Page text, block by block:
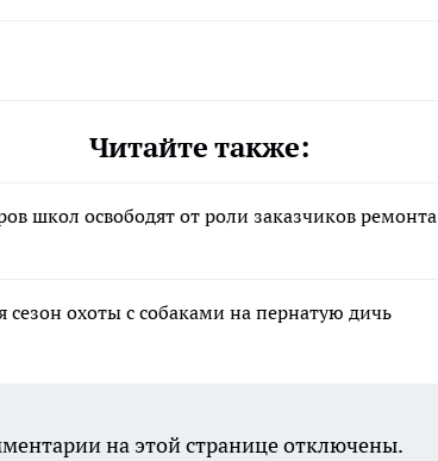
Читайте также:
школ освободят от роли заказчиков ремонта
сезон охоты с собаками на пернатую дичь
на этой странице отключены.